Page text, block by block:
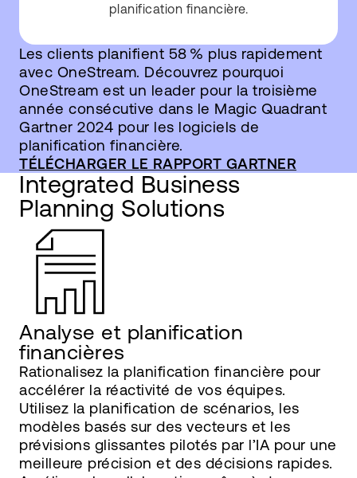
planification financière.
Les clients planifient 58 % plus rapidement
avec OneStream. Découvrez pourquoi
OneStream est un leader pour la troisième
année consécutive dans le Magic Quadrant
Gartner 2024 pour les logiciels de
planification financière.
TÉLÉCHARGER LE RAPPORT GARTNER
Integrated Business
Planning Solutions
Analyse et planification
financières
Rationalisez la planification financière pour
accélérer la réactivité de vos équipes.
Utilisez la planification de scénarios, les
modèles basés sur des vecteurs et les
prévisions glissantes pilotés par l’IA pour une
meilleure précision et des décisions rapides.